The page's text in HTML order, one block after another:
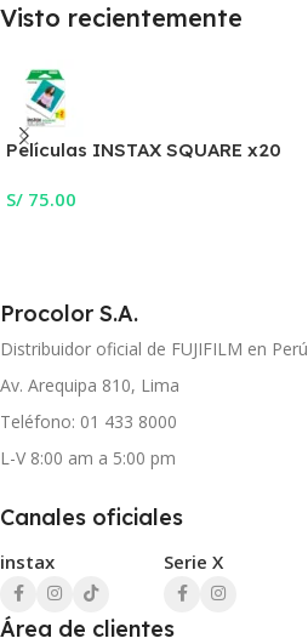
Visto recientemente
Películas INSTAX SQUARE x20
S/ 75.00
Procolor S.A.
Distribuidor oficial de FUJIFILM en Perú
Av. Arequipa 810, Lima
Teléfono: 01 433 8000
L-V 8:00 am a 5:00 pm
Canales oficiales
instax Serie X
Área de clientes